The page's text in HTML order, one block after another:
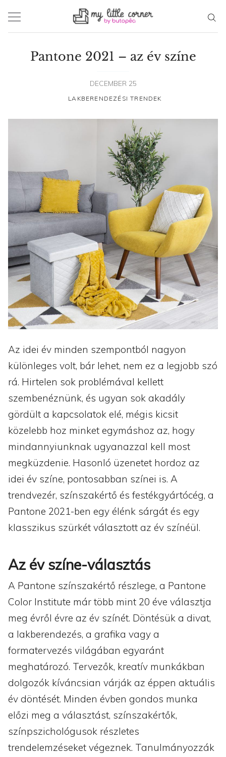
Pantone 2021 – az év színe
DECEMBER 25
LAKBERENDEZÉSI TRENDEK
Az idei év minden szempontból nagyon
különleges volt, bár lehet, nem ez a legjobb szó
rá. Hirtelen sok problémával kellett
szembenéznünk, és ugyan sok akadály
gördült a kapcsolatok elé, mégis kicsit
közelebb hoz minket egymáshoz az, hogy
mindannyiunknak ugyanazzal kell most
megküzdenie. Hasonló üzenetet hordoz az
idei év színe, pontosabban színei is. A
trendvezér, színszakértő és festékgyártócég, a
Pantone 2021-ben egy élénk sárgát és egy
klasszikus szürkét választott az év színéül.
Az év színe-választás
A Pantone színszakértő részlege, a Pantone
Color Institute már több mint 20 éve választja
meg évről évre az év színét. Döntésük a divat,
a lakberendezés, a grafika vagy a
formatervezés világában egyaránt
meghatározó. Tervezők, kreatív munkákban
dolgozók kíváncsian várják az éppen aktuális
év döntését. Minden évben gondos munka
előzi meg a választást, színszakértők,
színpszichológusok részletes
trendelemzéseket végeznek. Tanulmányozzák